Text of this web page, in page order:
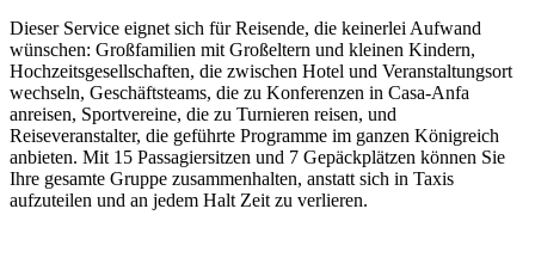
Dieser Service eignet sich für Reisende, die keinerlei Aufwand
wünschen: Großfamilien mit Großeltern und kleinen Kindern,
Hochzeitsgesellschaften, die zwischen Hotel und Veranstaltungsort
wechseln, Geschäftsteams, die zu Konferenzen in Casa-Anfa
anreisen, Sportvereine, die zu Turnieren reisen, und
Reiseveranstalter, die geführte Programme im ganzen Königreich
anbieten. Mit 15 Passagiersitzen und 7 Gepäckplätzen können Sie
Ihre gesamte Gruppe zusammenhalten, anstatt sich in Taxis
aufzuteilen und an jedem Halt Zeit zu verlieren.